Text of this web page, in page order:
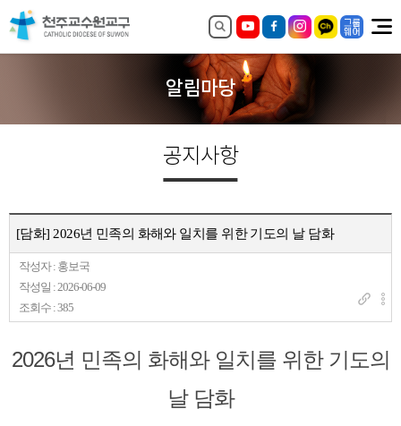
알림마당
공지사항
[담화] 2026년 민족의 화해와 일치를 위한 기도의 날 담화
작성자 : 홍보국
작성일 : 2026-06-09
조회수 : 385
2026년 민족의 화해와 일치를 위한 기도의
날 담화